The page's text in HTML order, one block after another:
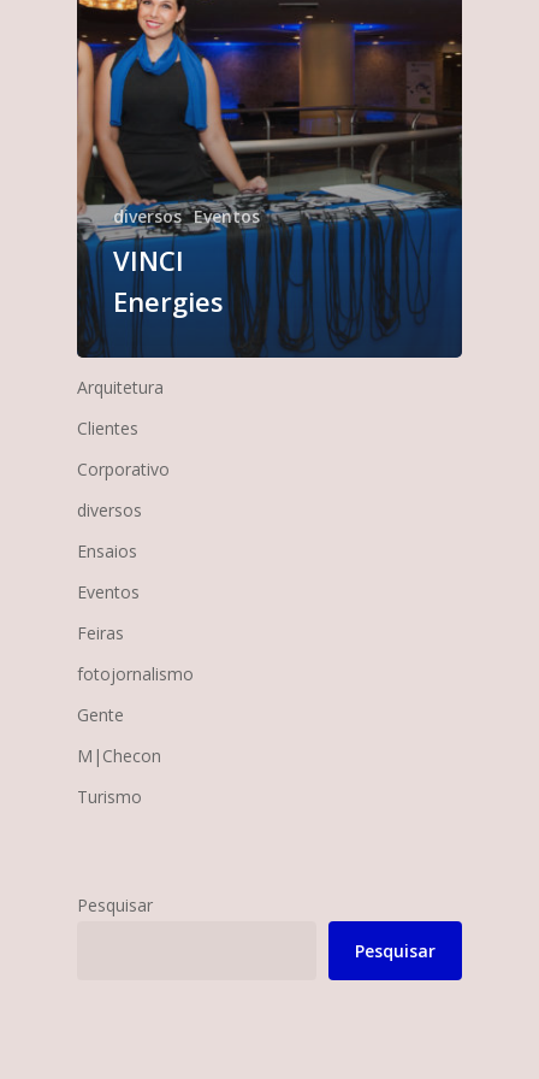
diversos Eventos
VINCI
Energies
Arquitetura
Clientes
Corporativo
diversos
Ensaios
Eventos
Feiras
fotojornalismo
Gente
M|Checon
Turismo
Pesquisar
Pesquisar